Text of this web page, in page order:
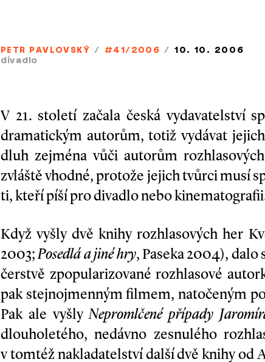
PETR PAVLOVSKÝ / #41/2006 / 10. 10. 2006
divadlo
V 21. století začala česká vydavatelství
dramatickým autorům, totiž vydávat
dluh zejména vůči autorům
zvláště vhodné, protože jejich tvůrci musí
ti, kteří píší pro divadlo nebo
Když vyšly dvě knihy rozhlasových her
2003;Posedlá ajiné hry, Paseka 2004),
čerstvě zpopularizované rozhlasové
pak stejnojmenným filmem, natočeným
Pak ale vyšlyNepromlčené případy
dlouholetého, nedávno zesnulého
v tomtéž nakladatelství další dvě knihy od